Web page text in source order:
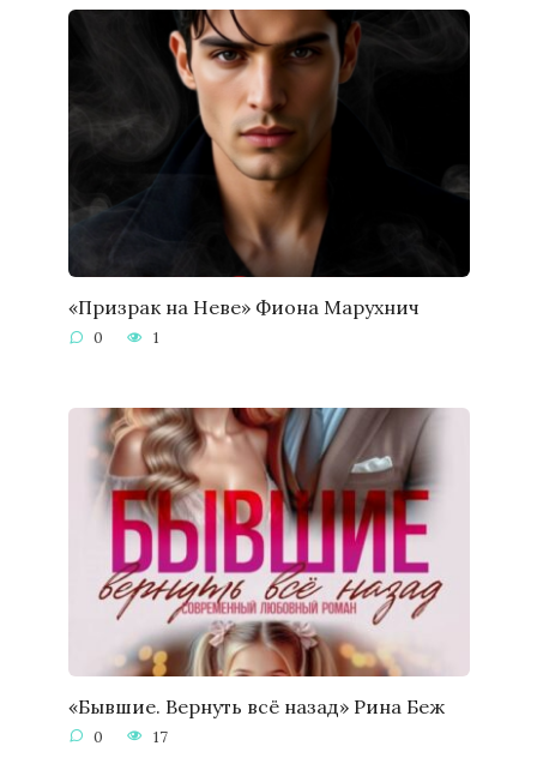
«Призрак на Неве» Фиона Марухнич
0 1
«Бывшие. Вернуть всё назад» Рина Беж
0 17